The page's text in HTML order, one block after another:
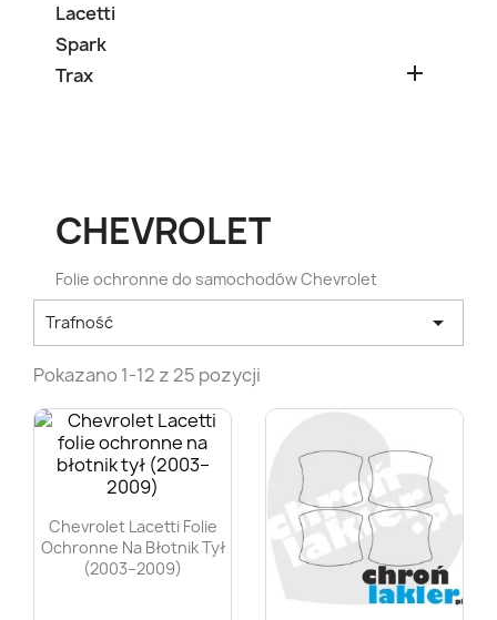
Lacetti
Spark
Trax

CHEVROLET
Folie ochronne do samochodów Chevrolet
Trafność 
Pokazano 1-12 z 25 pozycji
Chevrolet Lacetti Folie
Ochronne Na Błotnik Tył
(2003–2009)